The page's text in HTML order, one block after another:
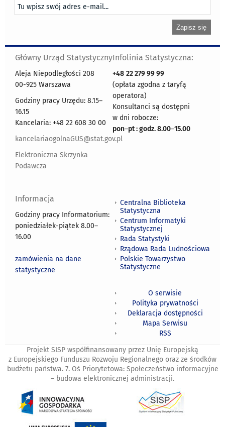
Główny Urząd Statystyczny
Aleja Niepodległości 208
00-925 Warszawa
Godziny pracy Urzędu: 8.15–
16.15
Kancelaria: +48 22 608 30 00
kancelariaogolnaGUS@stat.gov.pl
Elektroniczna Skrzynka
Podawcza
Infolinia Statystyczna:
+48 22 279 99 99
(opłata zgodna z taryfą
operatora)
Konsultanci są dostępni
w dni robocze:
pon–pt : godz. 8.00–15.00
Informacja
Godziny pracy Informatorium:
poniedziałek-piątek 8.00–
16.00
zamówienia na dane
statystyczne
Centralna Biblioteka
Statystyczna
Centrum Informatyki
Statystycznej
Rada Statystyki
Rządowa Rada Ludnościowa
Polskie Towarzystwo
Statystyczne
O serwisie
Polityka prywatności
Deklaracja dostępności
Mapa Serwisu
RSS
Projekt SISP współfinansowany przez Unię Europejską
z Europejskiego Funduszu Rozwoju Regionalnego oraz ze środków
budżetu państwa. 7. Oś Priorytetowa: Społeczeństwo informacyjne
– budowa elektronicznej administracji.